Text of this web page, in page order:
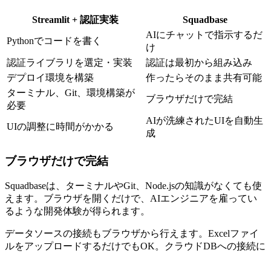
Streamlit + 認証実装 Squadbase
Pythonでコードを書く
AIにチャットで指示するだ
け
認証ライブラリを選定・実装
認証は最初から組み込み
デプロイ環境を構築
作ったらそのまま共有可能
ターミナル、Git、環境構築が
必要
ブラウザだけで完結
UIの調整に時間がかかる
AIが洗練されたUIを自動生
成
ブラウザだけで完結
Squadbaseは、ターミナルやGit、Node.jsの知識がなくても使
えます。ブラウザを開くだけで、AIエンジニアを雇ってい
るような開発体験が得られます。
データソースの接続もブラウザから行えます。Excelファイ
ルをアップロードするだけでもOK。クラウドDBへの接続に